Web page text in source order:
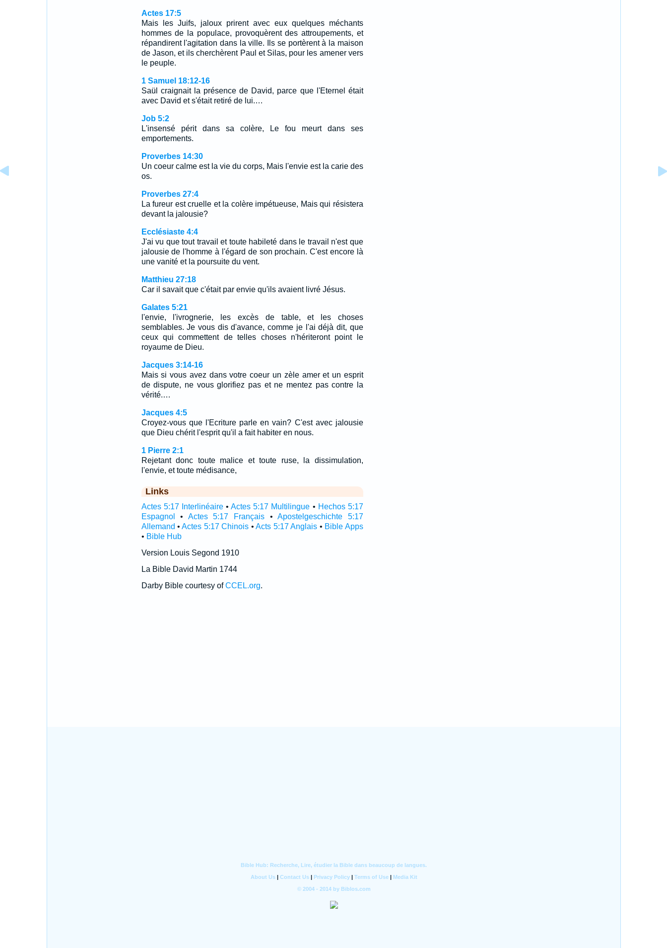
Actes 17:5
Mais les Juifs, jaloux prirent avec eux quelques méchants
hommes de la populace, provoquèrent des attroupements, et
répandirent l'agitation dans la ville. Ils se portèrent à la maison
de Jason, et ils cherchèrent Paul et Silas, pour les amener vers
le peuple.
1 Samuel 18:12-16
Saül craignait la présence de David, parce que l'Eternel était
avec David et s'était retiré de lui.…
Job 5:2
L'insensé périt dans sa colère, Le fou meurt dans ses
emportements.
Proverbes 14:30
Un coeur calme est la vie du corps, Mais l'envie est la carie des
os.
Proverbes 27:4
La fureur est cruelle et la colère impétueuse, Mais qui résistera
devant la jalousie?
Ecclésiaste 4:4
J'ai vu que tout travail et toute habileté dans le travail n'est que
jalousie de l'homme à l'égard de son prochain. C'est encore là
une vanité et la poursuite du vent.
Matthieu 27:18
Car il savait que c'était par envie qu'ils avaient livré Jésus.
Galates 5:21
l'envie, l'ivrognerie, les excès de table, et les choses
semblables. Je vous dis d'avance, comme je l'ai déjà dit, que
ceux qui commettent de telles choses n'hériteront point le
royaume de Dieu.
Jacques 3:14-16
Mais si vous avez dans votre coeur un zèle amer et un esprit
de dispute, ne vous glorifiez pas et ne mentez pas contre la
vérité.…
Jacques 4:5
Croyez-vous que l'Ecriture parle en vain? C'est avec jalousie
que Dieu chérit l'esprit qu'il a fait habiter en nous.
1 Pierre 2:1
Rejetant donc toute malice et toute ruse, la dissimulation,
l'envie, et toute médisance,
Links
Actes 5:17 Interlinéaire•Actes 5:17 Multilingue • Hechos 5:17
Espagnol
• Actes 5:17 Français •Apostelgeschichte 5:17
Allemand •Actes 5:17 Chinois •Acts 5:17 Anglais • Bible Apps
• Bible Hub
Version Louis Segond 1910
La Bible David Martin 1744
Darby Bible courtesy ofCCEL.org.